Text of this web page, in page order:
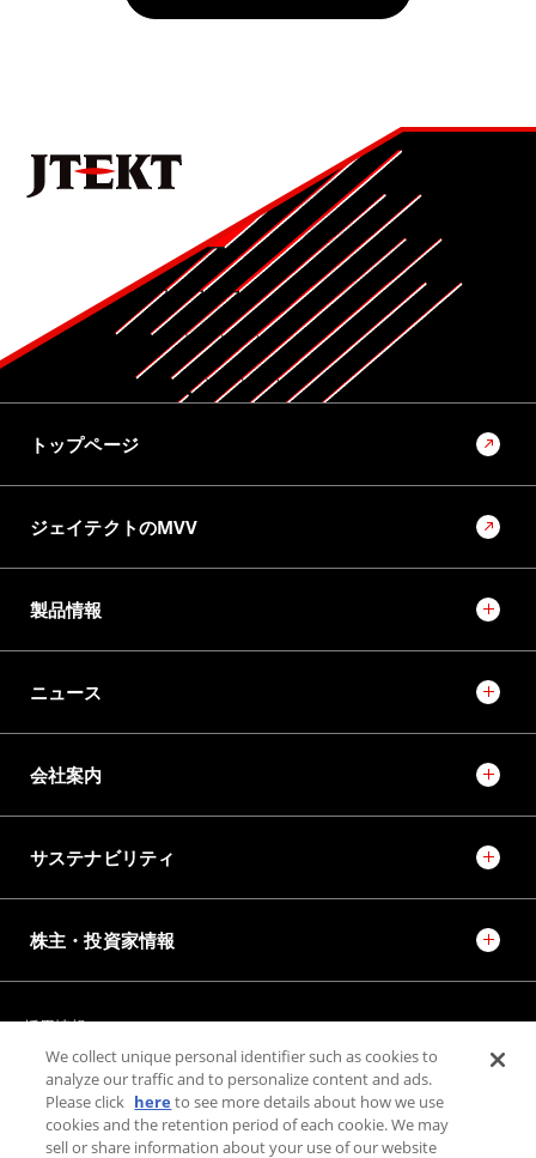
トップページ
ジェイテクトのMVV
製品情報
ニュース
会社案内
サステナビリティ
株主・投資家情報
採用情報 JTEKT STORIES
JTEKT SPORTS
JTEKT ENGINEERING JOURNAL
施設紹介
お問い合わせ
We collect unique personal identifier such as cookies to
analyze our traffic and to personalize content and ads.
Please click here to see more details about how we use
cookies and the retention period of each cookie. We may
sell or share information about your use of our website